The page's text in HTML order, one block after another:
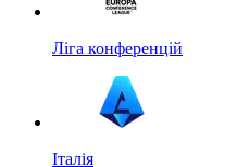
Ліга конференцій
Італія